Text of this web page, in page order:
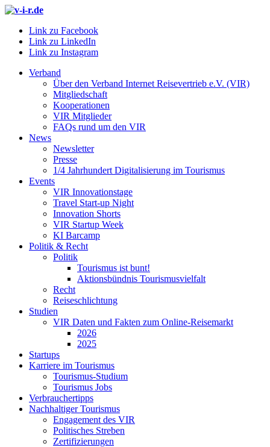
Link zu Facebook
Link zu LinkedIn
Link zu Instagram
Verband
Über den Verband Internet Reisevertrieb e.V. (VIR)
Mitgliedschaft
Kooperationen
VIR Mitglieder
FAQs rund um den VIR
News
Newsletter
Presse
1/4 Jahrhundert Digitalisierung im Tourismus
Events
VIR Innovationstage
Travel Start-up Night
Innovation Shorts
VIR Startup Week
KI Barcamp
Politik & Recht
Politik
Tourismus ist bunt!
Aktionsbündnis Tourismusvielfalt
Recht
Reiseschlichtung
Studien
VIR Daten und Fakten zum Online-Reisemarkt
2026
2025
Startups
Karriere im Tourismus
Tourismus-Studium
Tourismus Jobs
Verbrauchertipps
Nachhaltiger Tourismus
Engagement des VIR
Politisches Streben
Zertifizierungen